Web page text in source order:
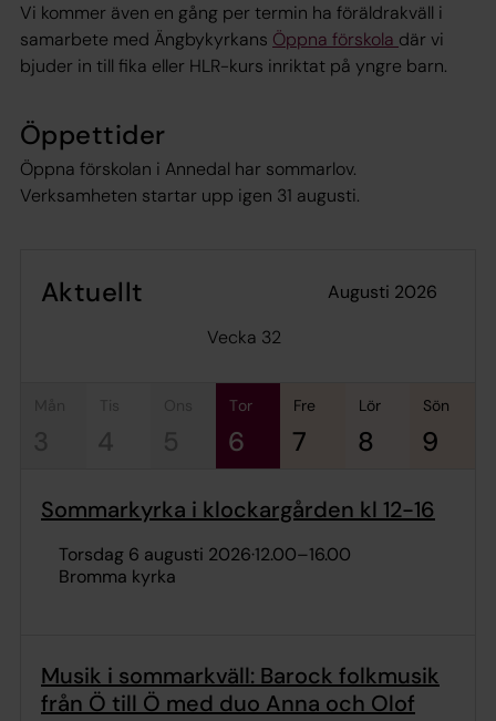
Vi kommer även en gång per termin ha föräldrakväll i
samarbete med Ängbykyrkans Öppna förskola där vi
bjuder in till fika eller HLR-kurs inriktat på yngre barn.
Öppettider
Öppna förskolan i Annedal har sommarlov.
Verksamheten startar upp igen 31 augusti.
Aktuellt
augusti 2026
Vecka 32
tis
4
tor
6
fre
7
lör
8
sön
9
Sommarkyrka i klockargården kl 12-16
torsdag 6 augusti 2026·12.00–16.00
Bromma kyrka
Musik i sommarkväll: Barock folkmusik
från Ö till Ö med duo Anna och Olof